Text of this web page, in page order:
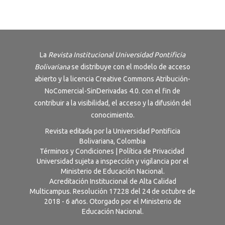
La Revista Institucional Universidad Pontificia
Bolivarianase distribuye con el modelo de acceso
abierto y la licencia Creative Commons Atribución-
NoComercial-SinDerivadas 4.0. con el fin de
contribuir a la visibilidad, el acceso y la difusión del
conocimiento.
Revista editada por la Universidad Pontificia
Bolivariana, Colombia
Términos y Condiciones
Política de Privacidad
Universidad sujeta a inspección y vigilancia por el
Ministerio de Educación Nacional.
Acreditación Institucional de Alta Calidad
Multicampus. Resolución 17228 del 24 de octubre de
2018 - 6 años. Otorgado por el Ministerio de
Educación Nacional.